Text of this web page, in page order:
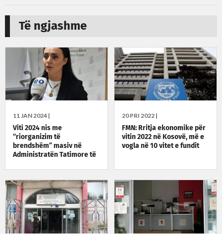
Të ngjashme
11 JAN 2024 |
Viti 2024 nis me
“riorganizim të
brendshëm” masiv në
Administratën Tatimore të
20 PRI 2022 |
FMN: Rritja ekonomike për
vitin 2022 në Kosovë, më e
vogla në 10 vitet e fundit